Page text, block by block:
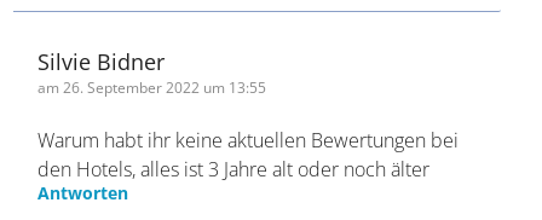
schauen, ob es dafür Angebote gibt.
Die ab in den urlaub Magazin
Redaktion